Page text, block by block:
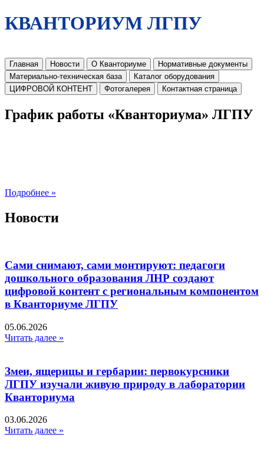
КВАНТОРИУМ ЛГПУ
Главная Новости О Кванториуме
Нормативные документы
Материально-техническая база
Каталог оборудования
ЦИФРОВОЙ КОНТЕНТ
Фотогалерея Контактная страница
График работы «Кванториума» ЛГПУ
Подробнее »
Новости
Сами снимают, сами монтируют: педагоги
дошкольного образования ЛНР создают
цифровой контент с региональным компонентом
в Кванториуме ЛГПУ​
05.06.2026
Читать далее »
Змеи, ящерицы и гербарии: первокурсники
ЛГПУ изучали живую природу в лаборатории
Кванториума
03.06.2026
Читать далее »